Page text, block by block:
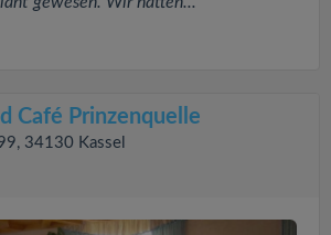
Café Prinzenquelle
34130 Kassel